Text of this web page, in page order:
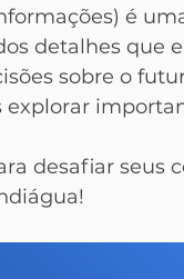
é
detalhes que
sobre o
explorar
desafiar seus